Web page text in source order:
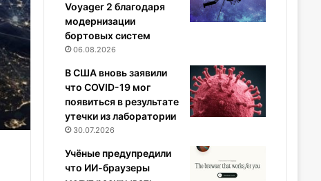
Voyager 2 благодаря
модернизации
бортовых систем
06.08.2026
В США вновь заявили
что COVID-19 мог
появиться в результате
утечки из лаборатории
30.07.2026
Учёные предупредили
что ИИ-браузеры